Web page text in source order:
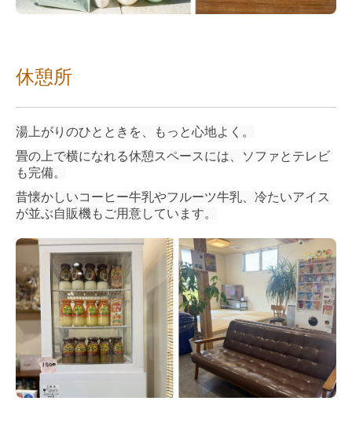
休憩所
湯上がりのひとときを、もっと心地よく。
畳の上で横になれる休憩スペースには、ソファとテレビ
も完備。
昔懐かしいコーヒー牛乳やフルーツ牛乳、冷たいアイス
が並ぶ自販機もご用意しています。